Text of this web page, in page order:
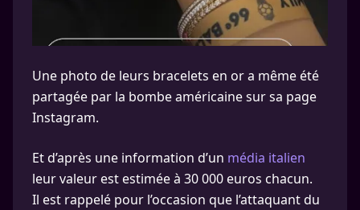
Une photo de leurs bracelets en or a même été
partagée par la bombe américaine sur sa page
Instagram.
Et d’après une information d’un média italien
leur valeur est estimée à 30 000 euros chacun.
Il est rappelé pour l’occasion que l’attaquant du